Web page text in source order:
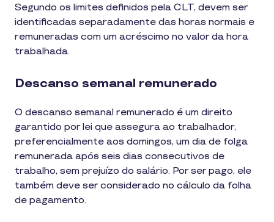
Segundo os limites definidos pela CLT, devem ser
identificadas separadamente das horas normais e
remuneradas com um acréscimo no valor da hora
trabalhada.
Descanso semanal remunerado
O descanso semanal remunerado é um direito
garantido por lei que assegura ao trabalhador,
preferencialmente aos domingos, um dia de folga
remunerada após seis dias consecutivos de
trabalho, sem prejuízo do salário. Por ser pago, ele
também deve ser considerado no cálculo da folha
de pagamento.